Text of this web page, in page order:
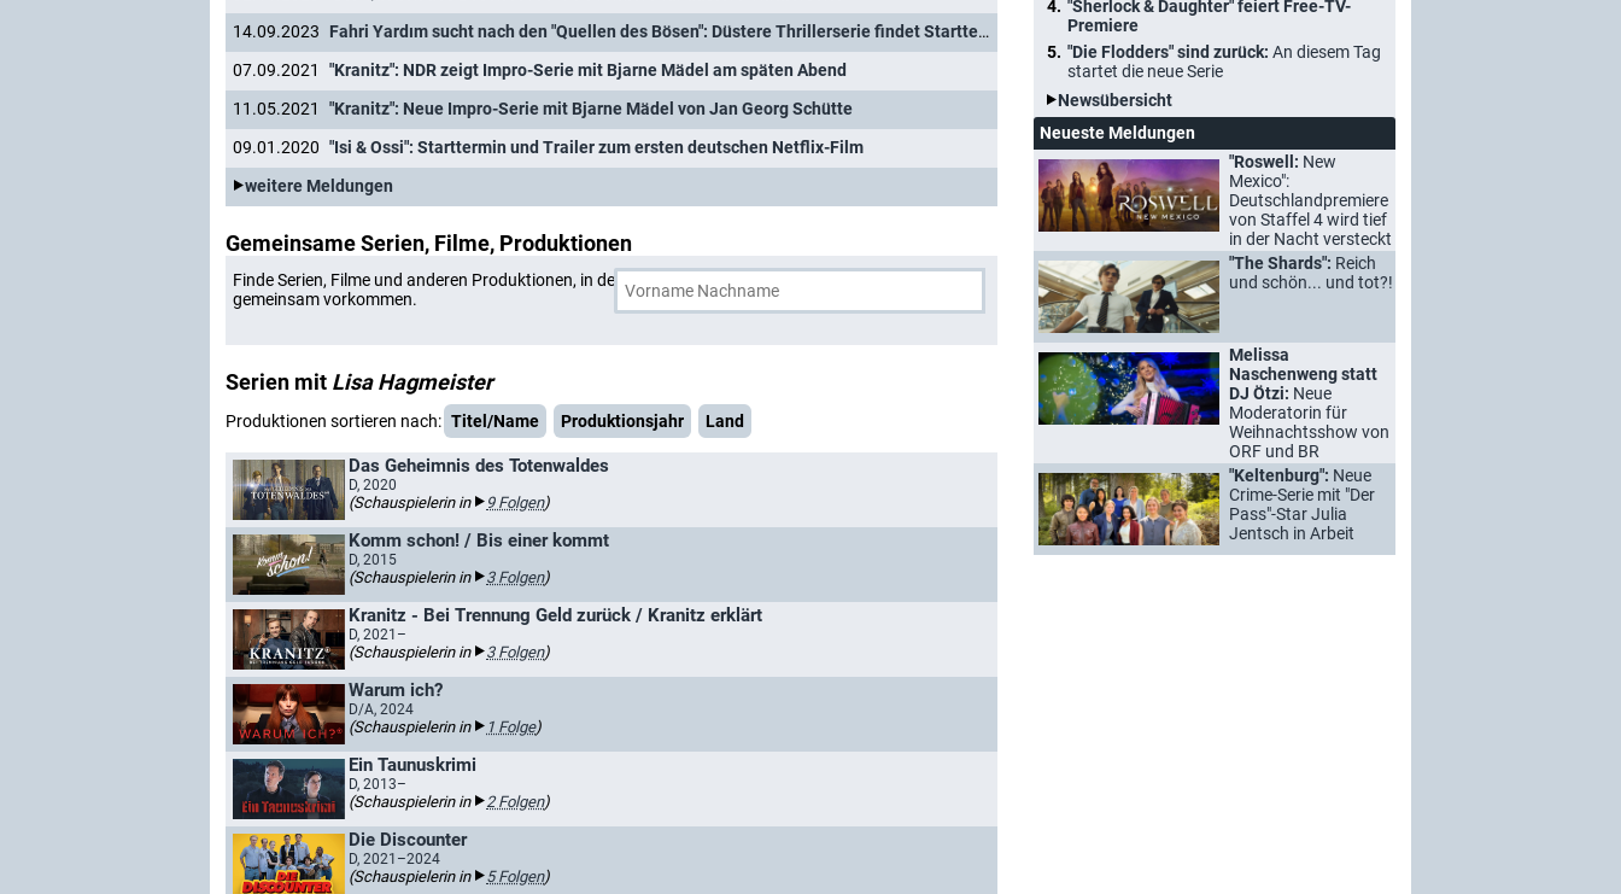
14.09.2023
Fahri Yardım sucht nach den "Quellen des Bösen": Düstere Thrillerserie findet Starttermin
07.09.2021
"Kranitz": NDR zeigt Impro-Serie mit Bjarne Mädel am späten Abend
11.05.2021
"Kranitz": Neue Impro-Serie mit Bjarne Mädel von Jan Georg Schütte
09.01.2020 "Isi & Ossi": Starttermin und Trailer zum ersten deutschen Netflix-Film
weitere Meldungen
Gemeinsame Serien, Filme, Produktionen
Finde Serien, Filme und anderen Produktionen, in denen Lisa Hagmeister
gemeinsam vorkommen.
Serien mit Lisa Hagmeister
Produktionen sortieren nach: Titel/Name Produktionsjahr Land
Das Geheimnis des Totenwaldes
D, 2020
(Schauspielerin in 9 Folgen)
Komm schon! / Bis einer kommt
D, 2015
(Schauspielerin in 3 Folgen)
Kranitz - Bei Trennung Geld zurück / Kranitz erklärt
D, 2021–
(Schauspielerin in 3 Folgen)
Warum ich?
D/A, 2024
(Schauspielerin in 1 Folge)
Ein Taunuskrimi
D, 2013–
(Schauspielerin in 2 Folgen)
Die Discounter
D, 2021–2024
(Schauspielerin in 5 Folgen)
"Sherlock & Daughter" feiert Free-TV-
Premiere
"Die Flodders" sind zurück: An diesem Tag
startet die neue Serie
Newsübersicht
Neueste Meldungen
"Roswell: New
Mexico":
Deutschlandpremiere
von Staffel 4 wird tief
in der Nacht versteckt
"The Shards": Reich
und schön... und tot?!
Melissa
Naschenweng statt
DJ Ötzi: Neue
Moderatorin für
Weihnachtsshow von
ORF und BR
"Keltenburg": Neue
Crime-Serie mit "Der
Pass"-Star Julia
Jentsch in Arbeit